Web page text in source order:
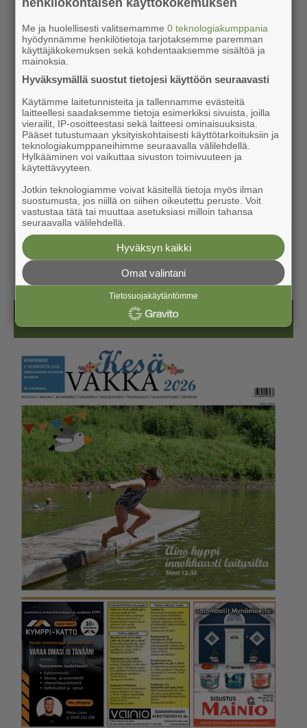
Kesälehti (ilmainen)
Me ja huolellisesti valitsemamme0 teknologiakumppania
hyödynnämme henkilötietoja tarjotaksemme paremman
käyttäjäkokemuksen sekä kohdentaaksemme sisältöä ja
mainoksia.
Hyväksymällä suostut tietojesi käyttöön seuraavasti
Käytämme laitetunnisteita ja tallennamme evästeitä
laitteellesi saadaksemme tietoja esimerkiksi sivuista, joilla
vierailit, IP-osoitteestasi sekä laitteesi ominaisuuksista.
Pääset tutustumaan yksityiskohtaisesti käyttötarkoituksiin ja
teknologiakumppaneihimme seuraavalla välilehdellä.
Hylkääminen voi vaikuttaa sivuston toimivuuteen ja
käytettävyyteen.
Jotkin teknologiamme voivat käsitellä tietoja myös ilman
suostumusta, jos niillä on siihen oikeutettu peruste. Voit
vastustaa tätä tai muuttaa asetuksiasi milloin tahansa
seuraavalla välilehdellä.
Hyväksyn kaikki
Omat valintani
Tietosuojakäytäntömme